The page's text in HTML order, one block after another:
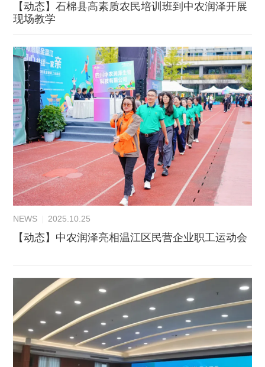
【动态】石棉县高素质农民培训班到中农润泽开展
现场教学
NEWS 2025.10.25
【动态】中农润泽亮相温江区民营企业职工运动会